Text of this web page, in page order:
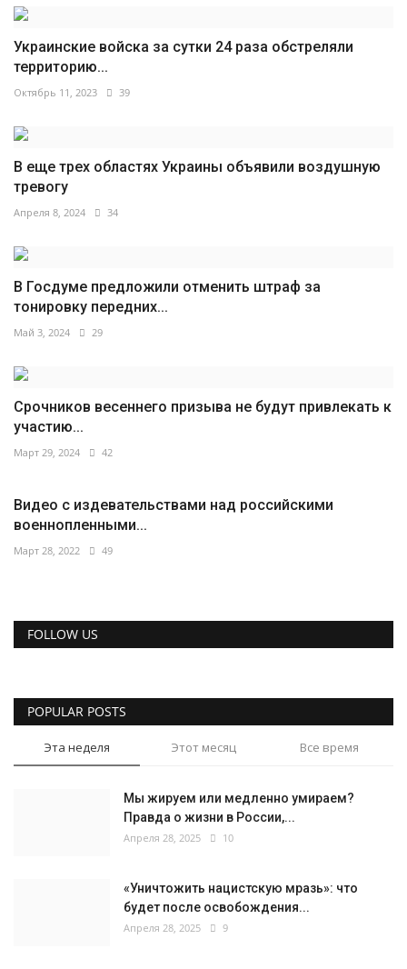
Украинские войска за сутки 24 раза обстреляли
территорию...
Октябрь 11, 2023 39
В еще трех областях Украины объявили воздушную
тревогу
Апреля 8, 2024 34
В Госдуме предложили отменить штраф за
тонировку передних...
Май 3, 2024 29
Срочников весеннего призыва не будут привлекать к
участию...
Март 29, 2024 42
Видео с издевательствами над российскими
военнопленными...
Март 28, 2022 49
FOLLOW US
POPULAR POSTS
Эта неделя Этот месяц Все время
Мы жируем или медленно умираем?
Правда о жизни в России,...
Апреля 28, 2025 10
«Уничтожить нацистскую мразь»: что
будет после освобождения...
Апреля 28, 2025 9